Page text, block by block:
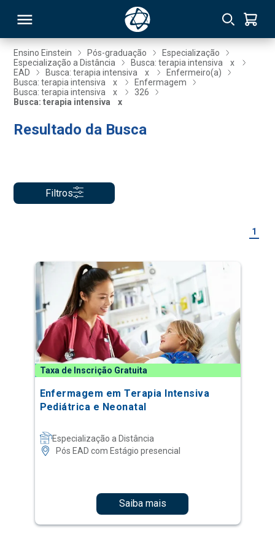
Ensino Einstein Pós-graduação
Especialização
Especialização a Distância
Busca: terapia intensiva
x
EAD
Busca: terapia intensiva x
Enfermeiro(a)
Busca: terapia intensiva
x
Enfermagem
Busca: terapia intensiva
x
326
Busca: terapia intensiva
x
Resultado da Busca
Filtros
1
Taxa de Inscrição Gratuita
Enfermagem em Terapia Intensiva
Pediátrica e Neonatal
Especialização a Distância
Pós EAD com Estágio presencial
Saiba mais